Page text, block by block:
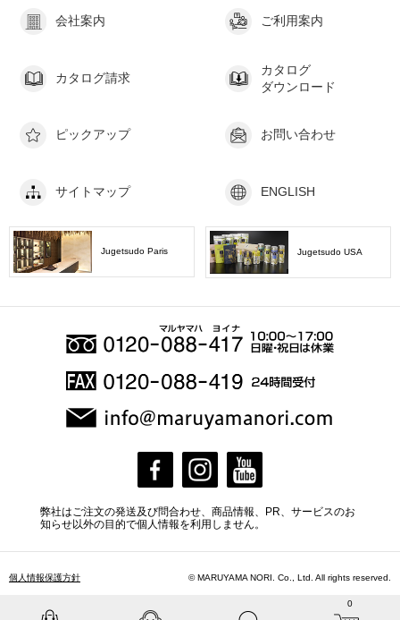
0
会社案内 ご利用案内
カタログ請求
カタログ
ダウンロード
ピックアップ お問い合わせ
サイトマップ ENGLISH
Jugetsudo Paris Jugetsudo USA
弊社はご注文の発送及び問合わせ、商品情報、PR、サービスのお
知らせ以外の目的で個人情報を利用しません。
個人情報保護方針 © MARUYAMA NORI. Co., Ltd. All rights reserved.